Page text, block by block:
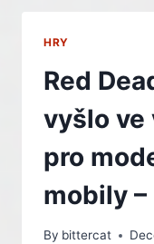
AND
THE
HRY
Red
vyšlo ve
pro
mobily –
By bittercat